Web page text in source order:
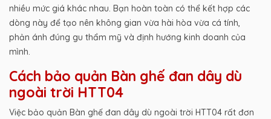
nhiều mức giá khác nhau. Bạn hoàn toàn có thể kết hợp các
dòng này để tạo nên không gian vừa hài hòa vừa cá tính,
phản ánh đúng gu thẩm mỹ và định hướng kinh doanh của
mình.
Cách bảo quản Bàn ghế đan dây dù
ngoài trời HTT04
Việc bảo quản Bàn ghế đan dây dù ngoài trời HTT04 rất đơn